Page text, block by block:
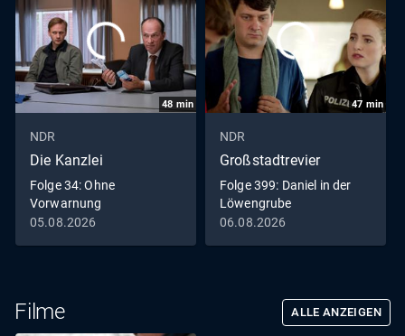
48 min
NDR
Die Kanzlei
Folge 34: Ohne
Vorwarnung
05.08.2026
47 min
NDR
Großstadtrevier
Folge 399: Daniel in der
Löwengrube
06.08.2026
Filme ALLE ANZEIGEN